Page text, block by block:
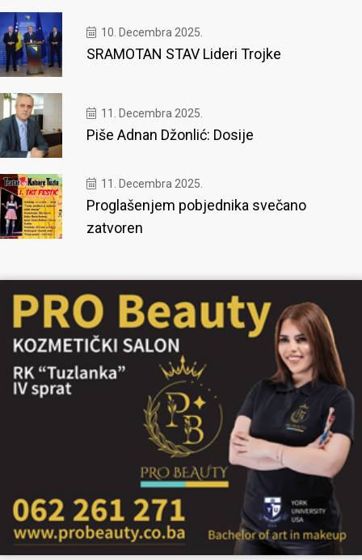
10. Decembra 2025.
SRAMOTAN STAV Lideri Trojke
11. Decembra 2025.
Piše Adnan Džonlić: Dosije
11. Decembra 2025.
Proglašenjem pobjednika svečano
zatvoren